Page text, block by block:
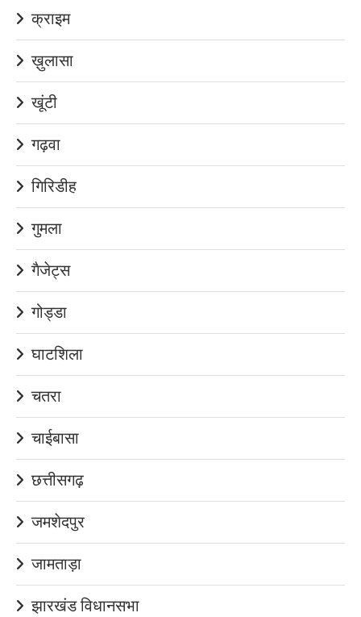
क्राइम
ख़ुलासा
खूंटी
गढ़वा
गिरिडीह
गुमला
गैजेट्स
गोड्डा
घाटशिला
चतरा
चाईबासा
छत्तीसगढ़
जमशेदपुर
जामताड़ा
झारखंड विधानसभा